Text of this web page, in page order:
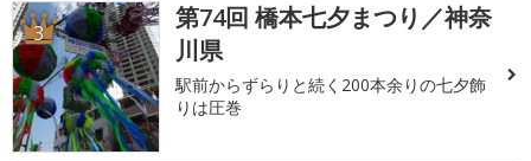
3
第74回 橋本七夕まつり／神奈
川県
駅前からずらりと続く200本余りの七夕飾
りは圧巻